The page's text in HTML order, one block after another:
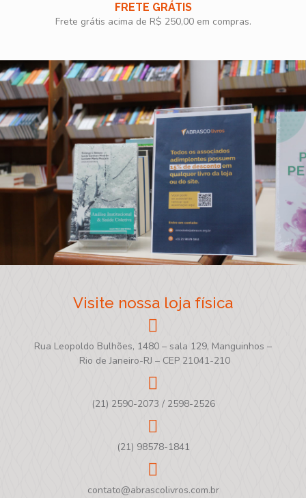
FRETE GRÁTIS
Frete grátis acima de R$ 250,00 em compras.
Visite nossa loja física
Rua Leopoldo Bulhões, 1480 – sala 129, Manguinhos –
Rio de Janeiro-RJ – CEP 21041-210
(21) 2590-2073 / 2598-2526
(21) 98578-1841
contato@abrascolivros.com.br